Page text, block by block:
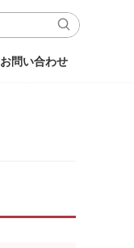
お問い合わせ